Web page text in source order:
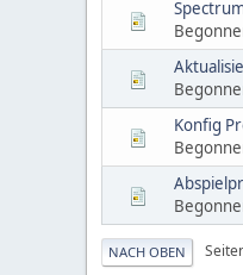
Konfig
NACH OBEN